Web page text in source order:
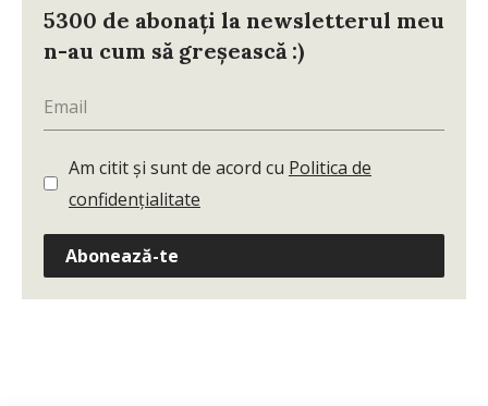
5300 de abonați la newsletterul meu
n-au cum să greșească :)
Am citit și sunt de acord cu Politica de
confidențialitate
Abonează-te